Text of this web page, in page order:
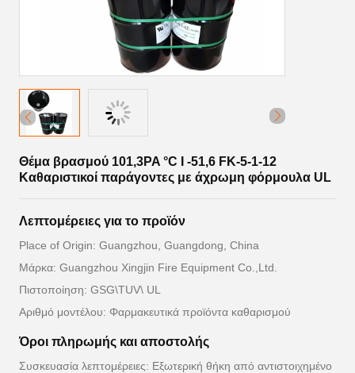
Θέμα βρασμού 101,3PA °C I -51,6 FK-5-1-12
Καθαριστικοί παράγοντες με άχρωμη φόρμουλα UL
Λεπτομέρειες για το προϊόν
Place of Origin: Guangzhou, Guangdong, China
Μάρκα: Guangzhou Xingjin Fire Equipment Co.,Ltd.
Πιστοποίηση: GSG\TUV\ UL
Αριθμό μοντέλου: Φαρμακευτικά προϊόντα καθαρισμού
Όροι πληρωμής και αποστολής
Συσκευασία λεπτομέρειες: Εξωτερική θήκη από αντιστοιχημένο